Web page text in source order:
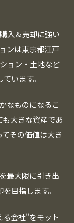
入＆売却に強い
ンは東京都江戸
ョン・土地など
います。
なものになるこ
大きな資産であ
その価値は大き
最大限に引き出
目指します。
る会社"をモット